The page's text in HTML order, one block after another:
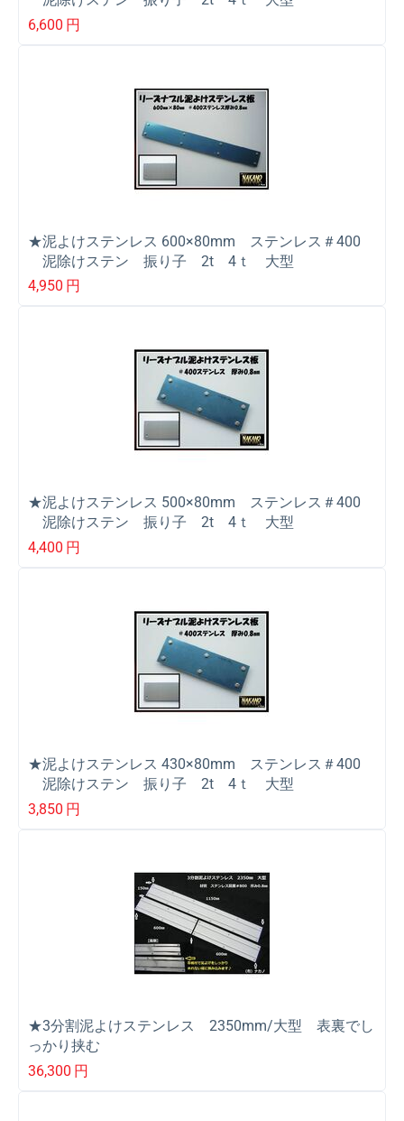
6,600 円
★泥よけステンレス 600×80mm ステンレス＃400
泥除けステン 振り子 2t 4ｔ 大型
4,950 円
★泥よけステンレス 500×80mm ステンレス＃400
泥除けステン 振り子 2t 4ｔ 大型
4,400 円
★泥よけステンレス 430×80mm ステンレス＃400
泥除けステン 振り子 2t 4ｔ 大型
3,850 円
★3分割泥よけステンレス 2350mm/大型 表裏でし
っかり挟む
36,300 円